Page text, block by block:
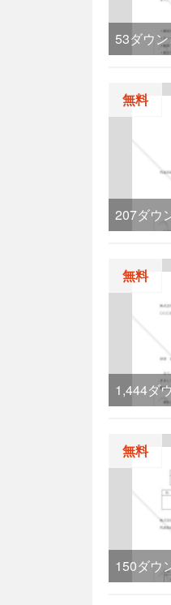
53ダウ
無料
207ダウ
無料
1,444ダ
無料
150ダウ